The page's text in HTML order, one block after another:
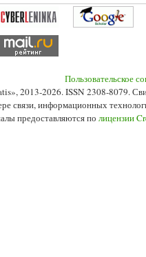
Пользовательское
2013-2026. ISSN 2308-8079.
связи, информационных
предоставляются по лицензии